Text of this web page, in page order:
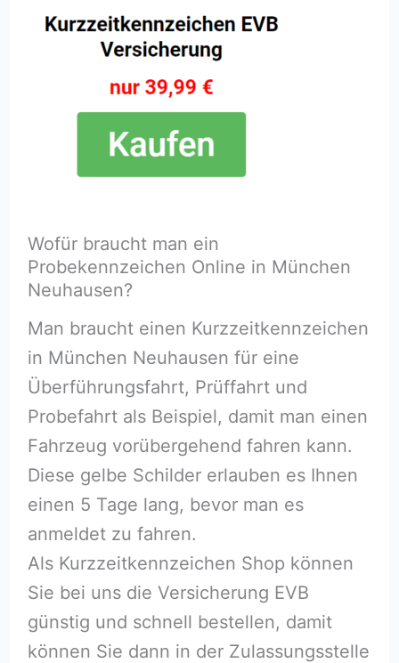
Wofür braucht man ein
Probekennzeichen Online in München
Neuhausen?
Man braucht einen Kurzzeitkennzeichen
in München Neuhausen für eine
Überführungsfahrt, Prüffahrt und
Probefahrt als Beispiel, damit man einen
Fahrzeug vorübergehend fahren kann.
Diese gelbe Schilder erlauben es Ihnen
einen 5 Tage lang, bevor man es
anmeldet zu fahren.
Als Kurzzeitkennzeichen Shop können
Sie bei uns die Versicherung EVB
günstig und schnell bestellen, damit
können Sie dann in der Zulassungsstelle